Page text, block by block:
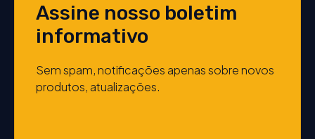
Assine nosso boletim
informativo
Sem spam, notificações apenas sobre novos
produtos, atualizações.